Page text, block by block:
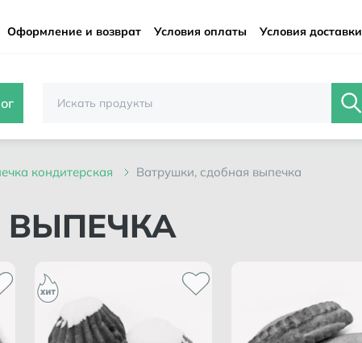
Оформление и возврат Условия оплаты Условия доставки
кондитерская ватрушки, сдобная выпечка
ВЫПЕЧКА